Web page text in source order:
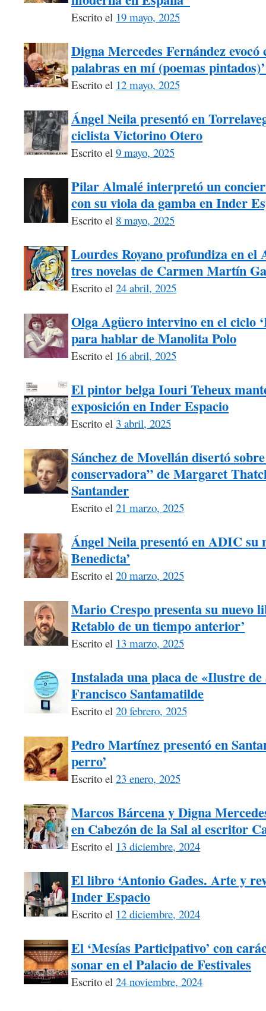
Escrito el 19 mayo, 2025
Digna Mercedes Fernández evocó
palabras en mí (poemas
Escrito el 12 mayo, 2025
Ángel Neila presentó en
ciclista Victorino Otero
Escrito el 9 mayo, 2025
Pilar Almalé interpretó un
con su viola da gamba en Inder
Escrito el 8 mayo, 2025
Lourdes Royano profundiza en el
tres novelas de Carmen Martín
Escrito el 24 abril, 2025
Olga Agüero intervino en el ciclo
para hablar de Manolita Polo
Escrito el 16 abril, 2025
El pintor belga Iouri Teheux
exposición en Inder Espacio
Escrito el 3 abril, 2025
Sánchez de Movellán disertó
conservadora” de Margaret
Santander
Escrito el 21 marzo, 2025
Ángel Neila presentó en ADIC su
Benedicta’
Escrito el 20 marzo, 2025
Mario Crespo presenta su nuevo
Retablo de un tiempo anterior’
Escrito el 13 marzo, 2025
Instalada una placa de «Ilustre
Francisco Santamatilde
Escrito el 20 febrero, 2025
Pedro Martínez presentó en
perro’
Escrito el 23 enero, 2025
Marcos Bárcena y Digna
en Cabezón de la Sal al escritor
Escrito el 13 diciembre, 2024
El libro ‘Antonio Gades. Arte y
Inder Espacio
Escrito el 12 diciembre, 2024
El ‘Mesías Participativo’ con
sonar en el Palacio de Festivales
Escrito el 24 noviembre, 2024